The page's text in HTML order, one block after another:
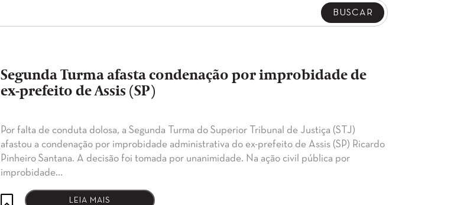
Segunda Turma afasta condenação por improbidade de
ex-prefeito de Assis (SP)
​​Por falta de conduta dolosa, a Segunda Turma do Superior Tribunal de Justiça (STJ)
afastou a condenação por improbidade administrativa do ex-prefeito de Assis (SP) Ricardo
Pinheiro Santana. A decisão foi tomada por unanimidade. Na ação civil pública por
improbidade…
LEIA MAIS